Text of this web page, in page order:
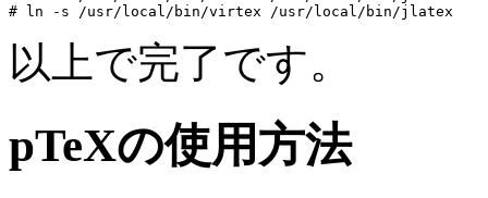
以上で完了です。
pTeXの使用方法